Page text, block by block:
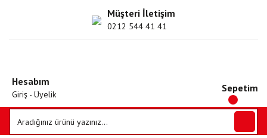
Müşteri İletişim
0212 544 41 41
Hesabım
Giriş - Üyelik
Sepetim